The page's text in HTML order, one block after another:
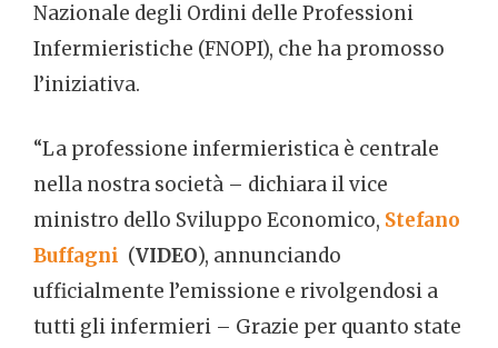
Nazionale degli Ordini delle Professioni
Infermieristiche (FNOPI), che ha promosso
l’iniziativa.
“La professione infermieristica è centrale
nella nostra società – dichiara il vice
ministro dello Sviluppo Economico, Stefano
Buffagni (VIDEO), annunciando
ufficialmente l’emissione e rivolgendosi a
tutti gli infermieri – Grazie per quanto state